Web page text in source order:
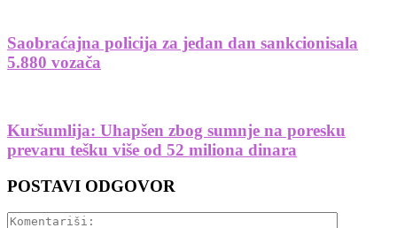
Saobraćajna policija za jedan dan sankcionisala
5.880 vozača
Kuršumlija: Uhapšen zbog sumnje na poresku
prevaru tešku više od 52 miliona dinara
POSTAVI ODGOVOR